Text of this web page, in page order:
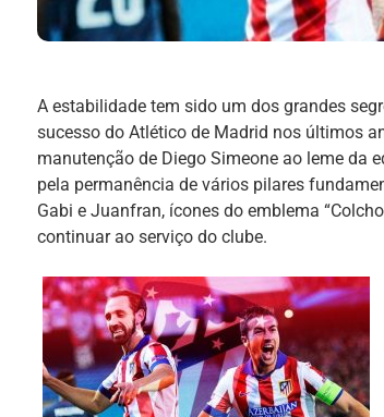
A estabilidade tem sido um dos grandes
sucesso do Atlético de Madrid nos últimos
manutenção de Diego Simeone ao leme da
pela permanência de vários pilares
Gabi e Juanfran, ícones do emblema
continuar ao serviço do clube.